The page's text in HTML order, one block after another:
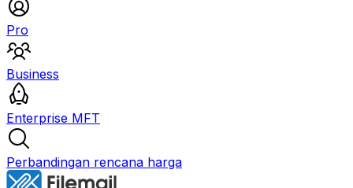
Pro
Business
Enterprise MFT
Perbandingan rencana harga